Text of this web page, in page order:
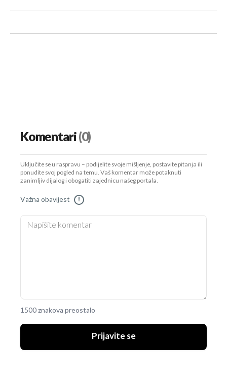
Komentari(0)
Uključite se u raspravu – podijelite svoje mišljenje, postavite pitanja ili
ponudite svoj pogled na temu. Vaš komentar može potaknuti
zanimljiv dijalog i obogatiti zajednicu našeg portala.
Važna obavijest !
1500 znakova preostalo
Prijavite se